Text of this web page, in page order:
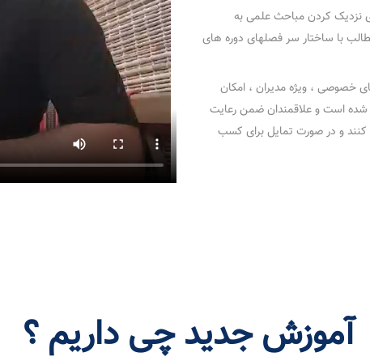
نزدیک کردن مباحث علمی به
با ساختار سر فصلهای دوره های
خصوصی ، ویژه مدیران ، امکان
شده است و علاقمندان ضمن رعایت
کنند و در صورت تمایل برای کسب
آموزش جدید چی داریم ؟